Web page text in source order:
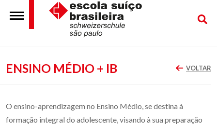
ENSINO MÉDIO + IB VOLTAR
O ensino-aprendizagem no Ensino Médio, se destina à
formação integral do adolescente, visando à sua preparação